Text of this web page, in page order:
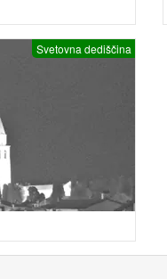
Svetovna dediščina